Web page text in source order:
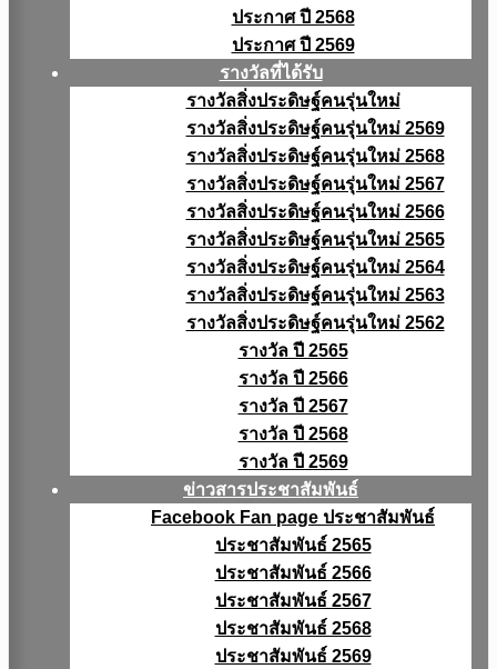
ประกาศ ปี 2568
ประกาศ ปี 2569
รางวัลที่ได้รับ
รางวัลสิ่งประดิษฐ์คนรุ่นใหม่
รางวัลสิ่งประดิษฐ์คนรุ่นใหม่ 2569
รางวัลสิ่งประดิษฐ์คนรุ่นใหม่ 2568
รางวัลสิ่งประดิษฐ์คนรุ่นใหม่ 2567
รางวัลสิ่งประดิษฐ์คนรุ่นใหม่ 2566
รางวัลสิ่งประดิษฐ์คนรุ่นใหม่ 2565
รางวัลสิ่งประดิษฐ์คนรุ่นใหม่ 2564
รางวัลสิ่งประดิษฐ์คนรุ่นใหม่ 2563
รางวัลสิ่งประดิษฐ์คนรุ่นใหม่ 2562
รางวัล ปี 2565
รางวัล ปี 2566
รางวัล ปี 2567
รางวัล ปี 2568
รางวัล ปี 2569
ข่าวสารประชาสัมพันธ์
Facebook Fan page ประชาสัมพันธ์
ประชาสัมพันธ์ 2565
ประชาสัมพันธ์ 2566
ประชาสัมพันธ์ 2567
ประชาสัมพันธ์ 2568
ประชาสัมพันธ์ 2569